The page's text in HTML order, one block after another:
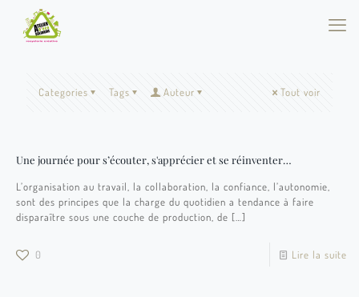
Categories Tags Auteur Tout voir
Une journée pour s’écouter, s'apprécier et se réinventer…
L’organisation au travail, la collaboration, la confiance, l’autonomie,
sont des principes que la charge du quotidien a tendance à faire
disparaître sous une couche de production, de […]
0 Lire la suite